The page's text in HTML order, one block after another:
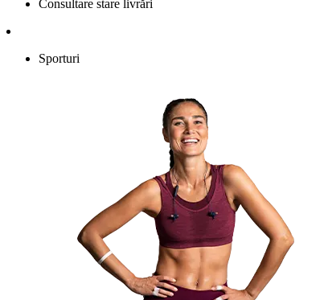
Consultare stare livrări
Sporturi